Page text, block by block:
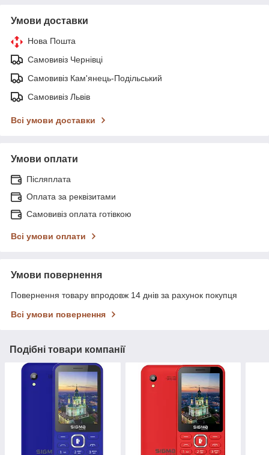
Умови доставки
Нова Пошта
Самовивіз Чернівці
Самовивіз Кам'янець-Подільський
Самовивіз Львів
Всі умови доставки
Умови оплати
Післяплата
Оплата за реквізитами
Самовивіз оплата готівкою
Всі умови оплати
Умови повернення
Повернення товару впродовж 14 днів за рахунок покупця
Всі умови повернення
Подібні товари компанії